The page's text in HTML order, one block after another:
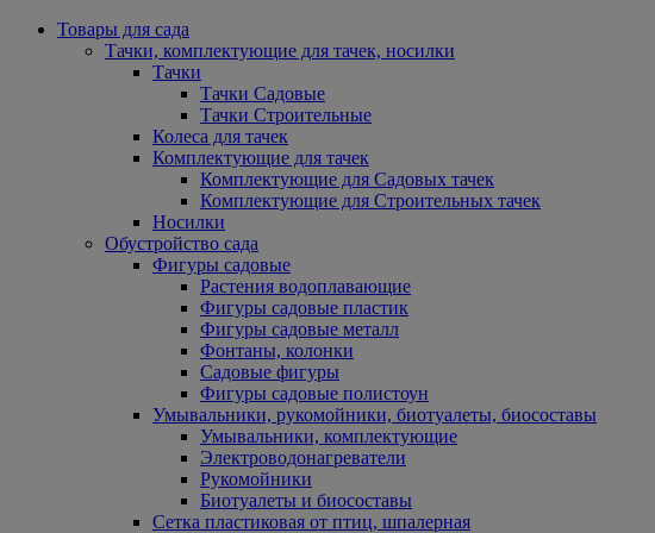
Товары для сада
Тачки, комплектующие для тачек, носилки
Тачки
Тачки Садовые
Тачки Строительные
Колеса для тачек
Комплектующие для тачек
Комплектующие для Садовых тачек
Комплектующие для Строительных тачек
Носилки
Обустройство сада
Фигуры садовые
Растения водоплавающие
Фигуры садовые пластик
Фигуры садовые металл
Фонтаны, колонки
Садовые фигуры
Фигуры садовые полистоун
Умывальники, рукомойники, биотуалеты, биосоставы
Умывальники, комплектующие
Электроводонагреватели
Рукомойники
Биотуалеты и биосоставы
Сетка пластиковая от птиц, шпалерная